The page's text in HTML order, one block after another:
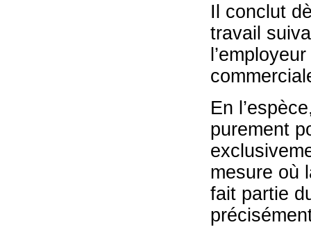
Il conclut
travail
En
purement
mesure où
fait partie